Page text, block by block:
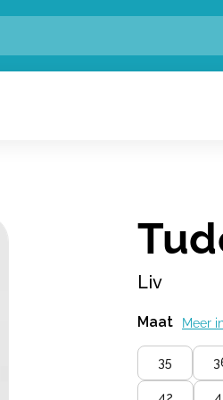
Liv
Maat Meer
35